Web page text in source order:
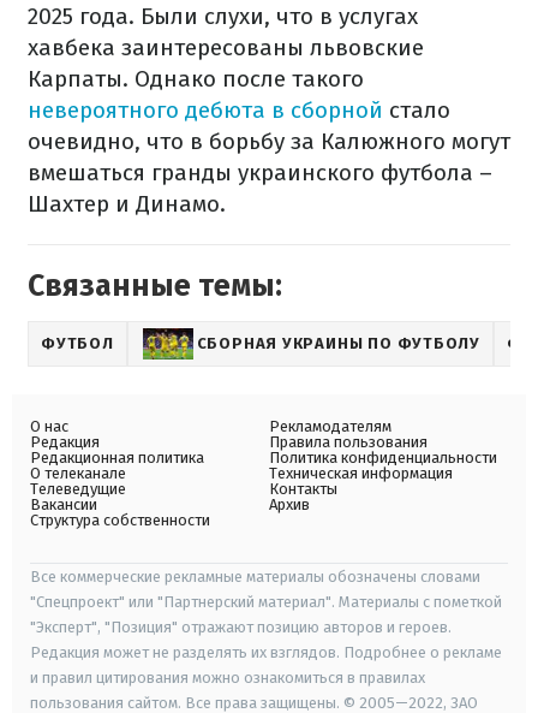
2025 года. Были слухи, что в услугах
хавбека заинтересованы львовские
Карпаты. Однако после такого
невероятного дебюта в сборной стало
очевидно, что в борьбу за Калюжного могут
вмешаться гранды украинского футбола –
Шахтер и Динамо.
Связанные темы:
ФУТБОЛ СБОРНАЯ УКРАИНЫ ПО ФУТБОЛУ ФК
О нас
Редакция
Редакционная политика
О телеканале
Телеведущие
Вакансии
Структура собственности
Рекламодателям
Правила пользования
Политика конфиденциальности
Техническая информация
Контакты
Архив
Все коммерческие рекламные материалы обозначены словами
"Спецпроект" или "Партнерский материал". Материалы с пометкой
"Эксперт", "Позиция" отражают позицию авторов и героев.
Редакция может не разделять их взглядов. Подробнее о рекламе
и правил цитирования можно ознакомиться в правилах
пользования сайтом. Все права защищены. © 2005—2022, ЗАО